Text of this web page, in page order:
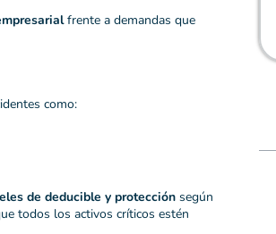
frente a demandas que
como:
de deducible y protección según
todos los activos críticos estén